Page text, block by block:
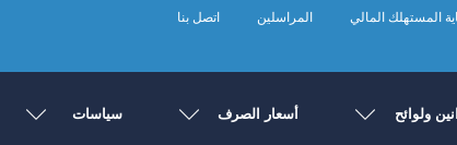
المستهلك المالي المراسلين اتصل بنا
ولوائح أسعار الصرف سياسات